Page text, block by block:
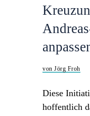
von Jörg Froh
Diese
hoffentlich